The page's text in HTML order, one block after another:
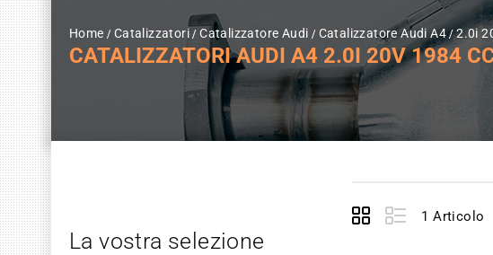
Home Catalizzatori Catalizzatore Audi Catalizzatore Audi A4 2.0i
CATALIZZATORI AUDI A4 2.0I 20V 1984
View
Grid Elenco
1 Articolo
La vostra selezione